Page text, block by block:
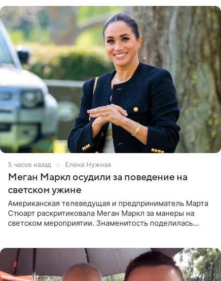
5 часов назад Елена Нужная
Меган Маркл осудили за поведение на
светском ужине
Американская телеведущая и предприниматель Марта
Стюарт раскритиковала Меган Маркл за манеры на
светском мероприятии. Знаменитость поделилась